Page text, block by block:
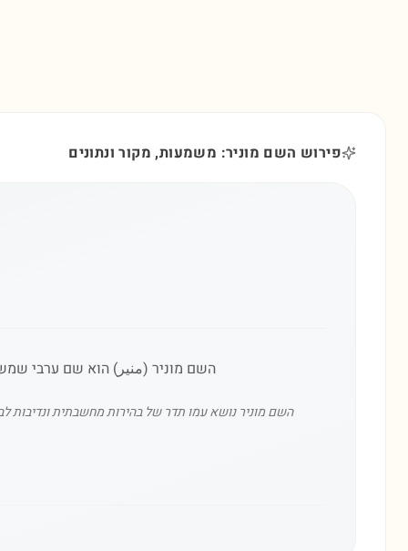
פירוש השם מוניר: משמעות, מקור ונתונים
השם מוניר (منير) הוא שם ערבי
השם מוניר נושא עמו תדר של בהירות מחשבתית